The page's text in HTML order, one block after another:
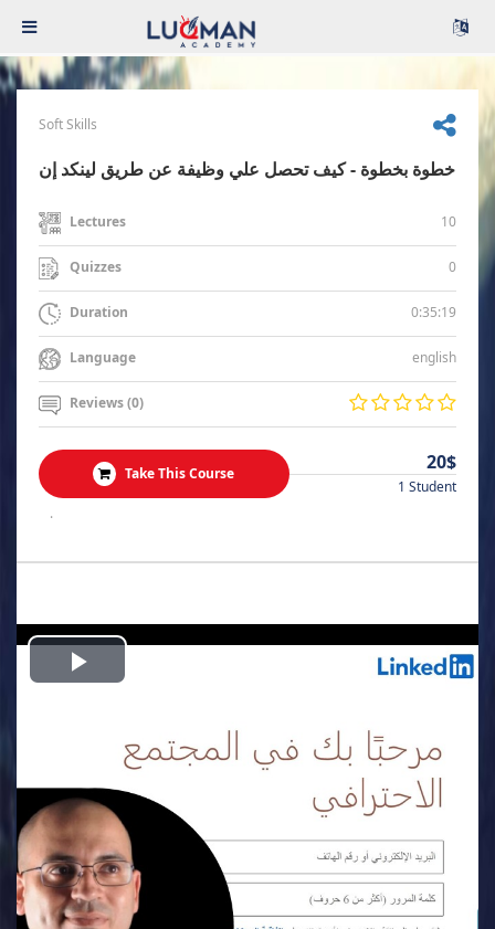
Soft Skills
خطوة بخطوة - كيف تحصل علي وظيفة عن طريق لينكد إن
Lectures 10
Quizzes 0
Duration 0:35:19
Language english
Reviews (0)
Take This Course 20$
1 Student
.
Play
Video